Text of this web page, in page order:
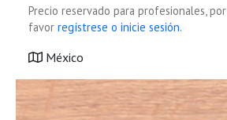
Precio reservado para profesionales, por
favor regístrese o inicie sesión.
México